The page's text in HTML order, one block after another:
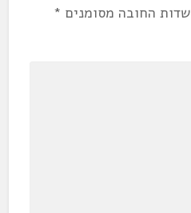
שדות החובה מסומנים *